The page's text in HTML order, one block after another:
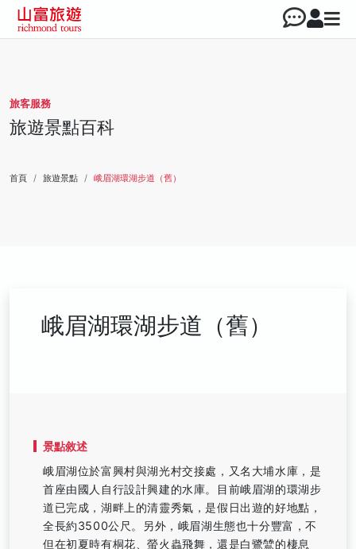
旅客服務
旅遊景點百科
首頁 旅遊景點 峨眉湖環湖步道（舊）
峨眉湖環湖步道（舊）
景點敘述
峨眉湖位於富興村與湖光村交接處，又名大埔水庫，是
首座由國人自行設計興建的水庫。目前峨眉湖的環湖步
道已完成，湖畔上的清靈秀氣，是假日出遊的好地點，
全長約3500公尺。另外，峨眉湖生態也十分豐富，不
但在初夏時有桐花、螢火蟲飛舞，還是白鷺鷥的棲息